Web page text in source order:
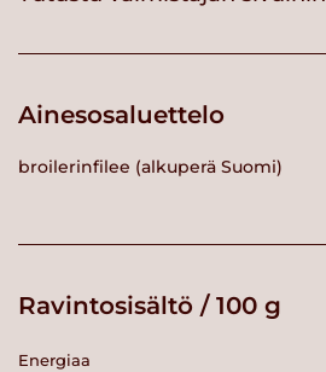
Ainesosaluettelo
broilerinfilee (alkuperä Suomi)
Ravintosisältö / 100 g
Energiaa